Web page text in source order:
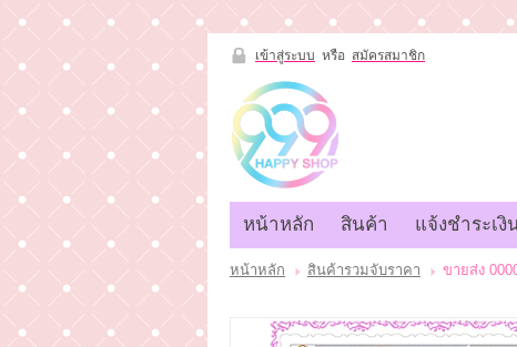
แจ้งชำระเงิน
เข้าสู่ระบบ หรือ สมัครสมาชิก
หน้าหลัก สินค้า แจ้งชำระเงิ
หน้าหลัก สินค้ารวมจับราคา ขายส่ง